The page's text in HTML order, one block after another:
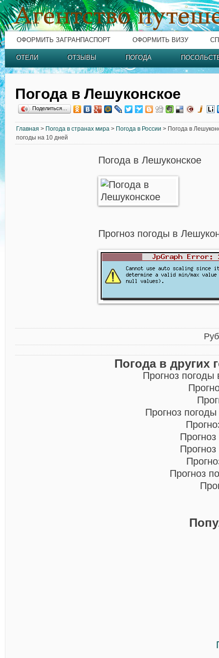
ОФОРМИТЬ ЗАГРАНПАСПОРТ ОФОРМИТЬ ВИЗУ
ОТЕЛИ ОТЗЫВЫ ПОГОДА
Погода в Лешуконское
Поделиться…
Главная > Погода в странах мира > Погода в России > Погода в
погоды на 10 дней
Погода в Лешуконское
Прогноз погоды в
Погода в других
Прогноз погоды
Прогноз
Прогноз